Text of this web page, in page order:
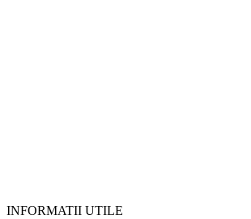
INFORMATII UTILE